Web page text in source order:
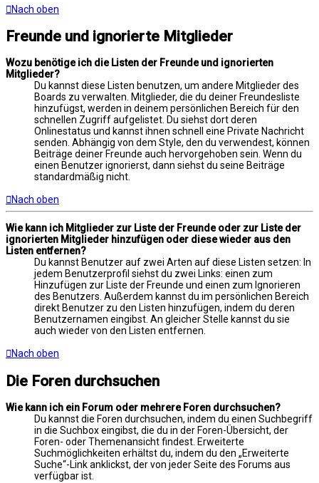
Nach oben
Freunde und ignorierte Mitglieder
Wozu benötige ich die Listen der Freunde und ignorierten
Mitglieder?
Du kannst diese Listen benutzen, um andere Mitglieder des
Boards zu verwalten. Mitglieder, die du deiner Freundesliste
hinzufügst, werden in deinem persönlichen Bereich für den
schnellen Zugriff aufgelistet. Du siehst dort deren
Onlinestatus und kannst ihnen schnell eine Private Nachricht
senden. Abhängig von dem Style, den du verwendest, können
Beiträge deiner Freunde auch hervorgehoben sein. Wenn du
einen Benutzer ignorierst, dann siehst du seine Beiträge
standardmäßig nicht.
Nach oben
Wie kann ich Mitglieder zur Liste der Freunde oder zur Liste der
ignorierten Mitglieder hinzufügen oder diese wieder aus den
Listen entfernen?
Du kannst Benutzer auf zwei Arten auf diese Listen setzen: In
jedem Benutzerprofil siehst du zwei Links: einen zum
Hinzufügen zur Liste der Freunde und einen zum Ignorieren
des Benutzers. Außerdem kannst du im persönlichen Bereich
direkt Benutzer zu den Listen hinzufügen, indem du deren
Benutzernamen eingibst. An gleicher Stelle kannst du sie
auch wieder von den Listen entfernen.
Nach oben
Die Foren durchsuchen
Wie kann ich ein Forum oder mehrere Foren durchsuchen?
Du kannst die Foren durchsuchen, indem du einen Suchbegriff
in die Suchbox eingibst, die du in der Foren-Übersicht, der
Foren- oder Themenansicht findest. Erweiterte
Suchmöglichkeiten erhältst du, indem du den „Erweiterte
Suche“-Link anklickst, der von jeder Seite des Forums aus
verfügbar ist.